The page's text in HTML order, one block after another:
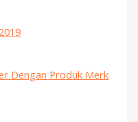
Dengan Produk Merk